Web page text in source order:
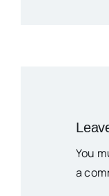
You
a